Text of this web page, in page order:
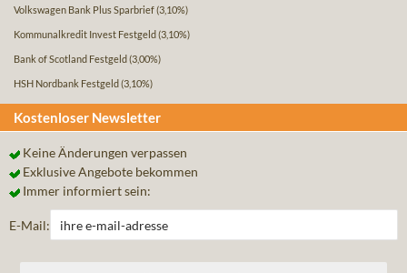
Volkswagen Bank Plus Sparbrief(3,10%)
Kommunalkredit Invest Festgeld (3,10%)
Bank of Scotland Festgeld (3,00%)
HSH Nordbank Festgeld (3,10%)
Kostenloser Newsletter
Keine Änderungen verpassen
Exklusive Angebote bekommen
Immer informiert sein:
E-Mail: